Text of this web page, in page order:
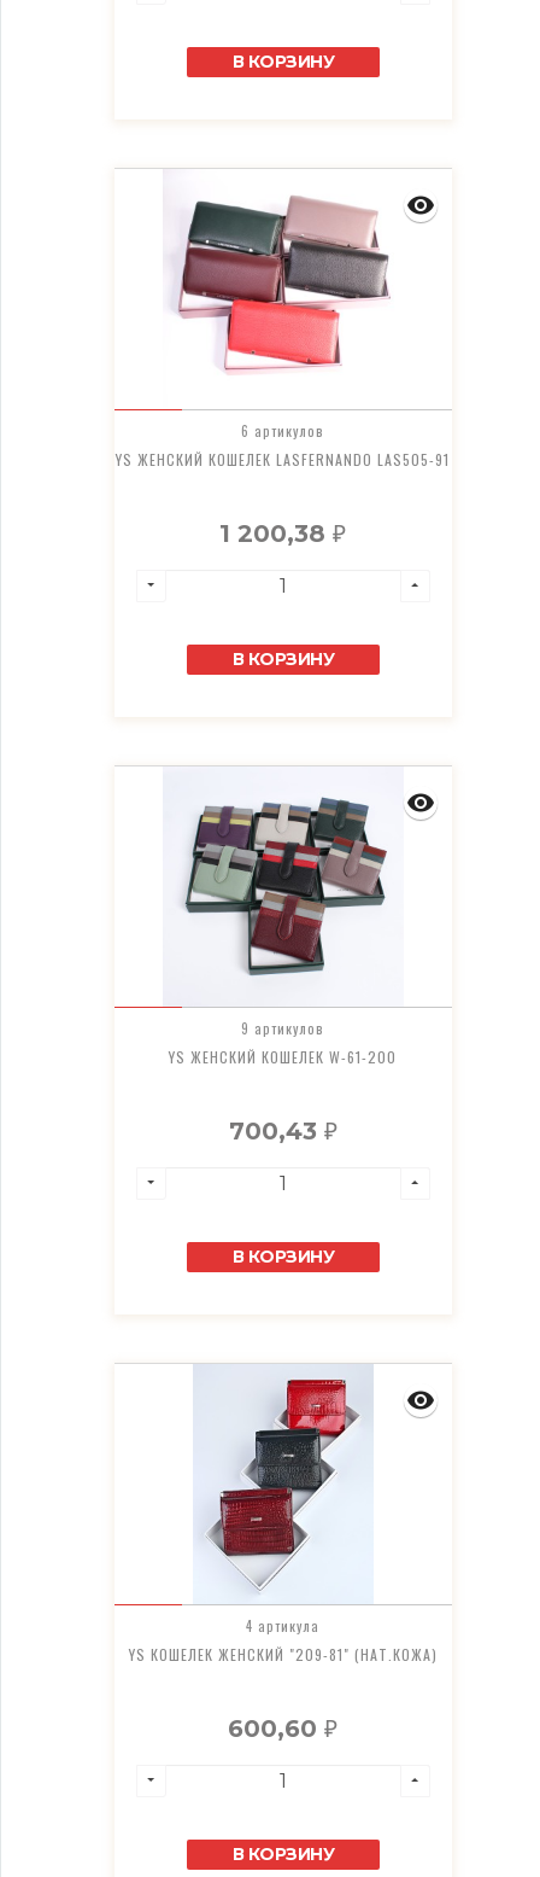
В КОРЗИНУ
6 артикулов
YS ЖЕНСКИЙ КОШЕЛЕК LASFERNANDO LAS505-91
1 200,38₽
В КОРЗИНУ
9 артикулов
YS ЖЕНСКИЙ КОШЕЛЕК W-61-200
700,43 ₽
В КОРЗИНУ
4 артикула
YS КОШЕЛЕК ЖЕНСКИЙ "209-81" (НАТ.КОЖА)
600,60₽
В КОРЗИНУ